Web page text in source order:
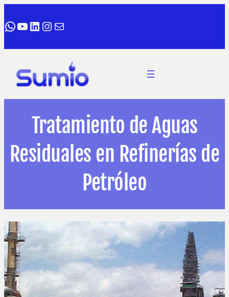
WhatsApp
YouTube
LinkedIn
Instagram
Correo electrónico
Tratamiento de Aguas
Residuales en Refinerías de
Petróleo